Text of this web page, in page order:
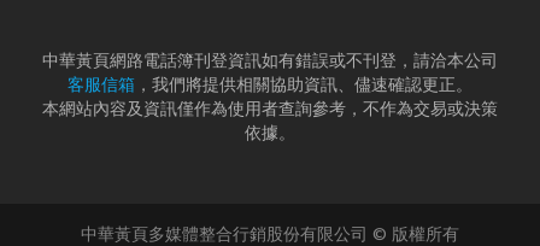
中華黃頁網路電話簿刊登資訊如有錯誤或不刊登，請洽本公司
客服信箱 ，我們將提供相關協助資訊、儘速確認更正。
本網站內容及資訊僅作為使用者查詢參考，不作為交易或決策
依據。
中華黃頁多媒體整合行銷股份有限公司 © 版權所有